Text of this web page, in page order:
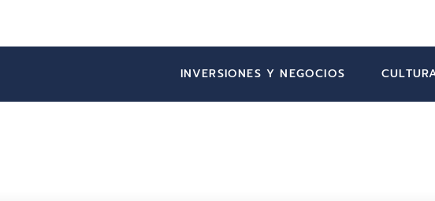
INVERSIONES Y NEGOCIOS